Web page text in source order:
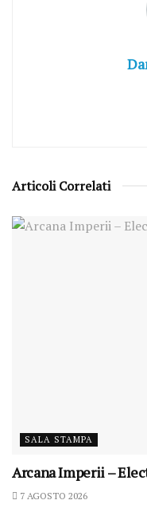
Articoli Correlati
SALA STAMPA
Arcana Imperii –
7 AGOSTO 2026